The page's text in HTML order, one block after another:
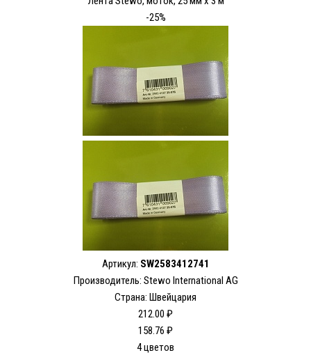
-25%
Артикул: SW2583412741
Производитель: Stewo International AG
Страна: Швейцария
212.00 ₽
158.76 ₽
4 цветов